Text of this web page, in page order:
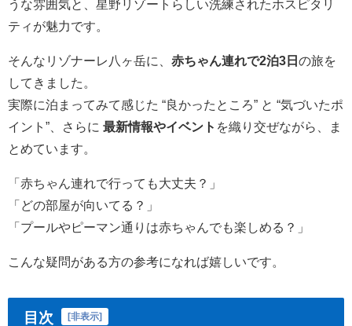
うな雰囲気と、星野リゾートらしい洗練されたホスピタリ
ティが魅力です。
そんなリゾナーレ八ヶ岳に、 赤ちゃん連れで2泊3日の旅を
してきました。
実際に泊まってみて感じた “良かったところ” と “気づいたポ
イント”、さらに 最新情報やイベント を織り交ぜながら、ま
とめています。
「赤ちゃん連れで行っても大丈夫？」
「どの部屋が向いてる？」
「プールやピーマン通りは赤ちゃんでも楽しめる？」
こんな疑問がある方の参考になれば嬉しいです。
目次 [非表示]